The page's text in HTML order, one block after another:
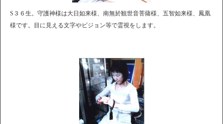
S３６生。守護神様は大日如来様、南無於観世音菩薩様、五智如来様、鳳凰
様です。目に見える文字やビジョン等で霊視をします。